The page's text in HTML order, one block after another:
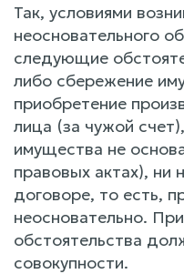
Так, условиями
неосновательного
следующие
либо сбережение
приобретение
лица (за чужой
имущества не
правовых актах), ни
договоре, то есть,
неосновательно.
обстоятельства
совокупности.